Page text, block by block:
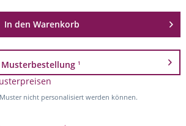
In den Warenkorb
Musterbestellung 1
nicht personalisiert werden können.